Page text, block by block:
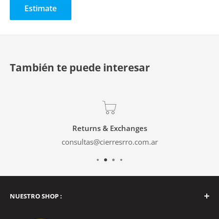
Estimate
También te puede interesar
Returns & Exchanges
consultas@cierresrro.com.ar
NUESTRO SHOP :